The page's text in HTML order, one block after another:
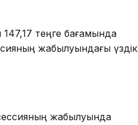
теңге бағамында
жабылуындағы үздік
жабылуында